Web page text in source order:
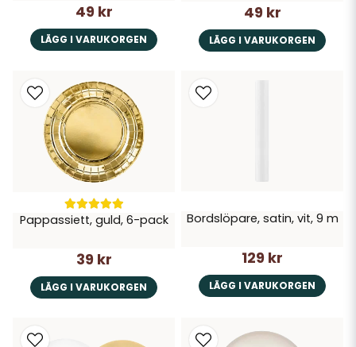
49 kr
LÄGG I VARUKORGEN
49 kr
LÄGG I VARUKORGEN
Pappassiett, guld, 6-pack
39 kr
LÄGG I VARUKORGEN
Bordslöpare, satin, vit, 9 m
129 kr
LÄGG I VARUKORGEN